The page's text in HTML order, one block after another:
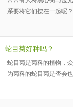
系要将它们摆在一起呢？
蛇目菊好种吗？
蛇目菊是菊科的植物，
为菊科的蛇目菊是否会